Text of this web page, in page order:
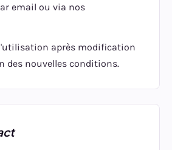
email ou via nos
après modification
des nouvelles conditions.